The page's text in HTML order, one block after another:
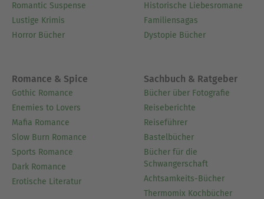
Romantic Suspense
Lustige Krimis
Horror Bücher
Historische Liebesromane
Familiensagas
Dystopie Bücher
Romance & Spice
Gothic Romance
Enemies to Lovers
Mafia Romance
Slow Burn Romance
Sports Romance
Dark Romance
Erotische Literatur
Sachbuch & Ratgeber
Bücher über Fotografie
Reiseberichte
Reiseführer
Bastelbücher
Bücher für die
Schwangerschaft
Achtsamkeits-Bücher
Thermomix Kochbücher